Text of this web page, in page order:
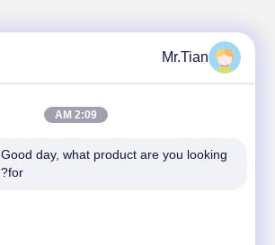
Mr.Tian
2:09 AM
Good day, what product are you looking
for?